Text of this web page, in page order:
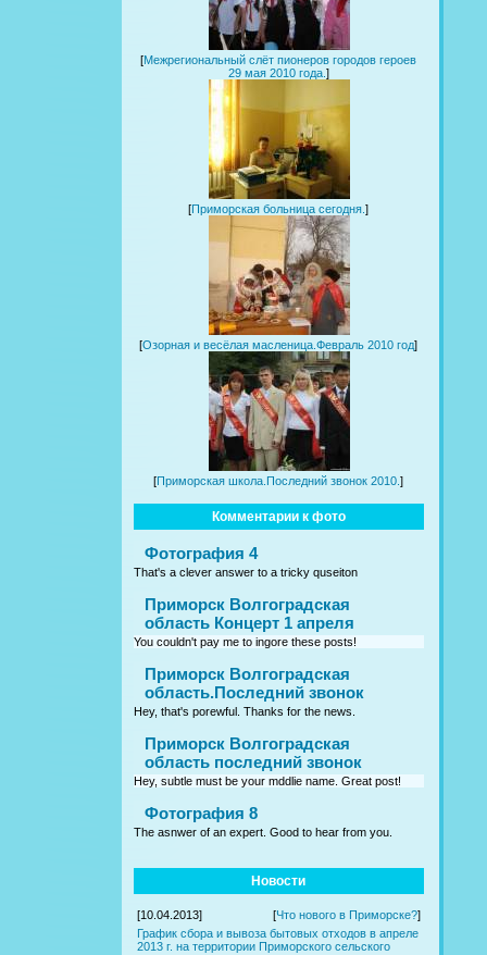
[Межрегиональный слёт пионеров городов героев
29 мая 2010 года. ]
[Приморская больница сегодня.]
[Озорная и весёлая масленица.Февраль 2010 год]
[Приморская школа.Последний звонок 2010.]
Комментарии к фото
Фотография 4
That's a clever answer to a tricky quseiton
Приморск Волгоградская
область Концерт 1 апреля
You couldn't pay me to ingore these posts!
Приморск Волгоградская
область.Последний звонок
Hey, that's porewful. Thanks for the news.
Приморск Волгоградская
область последний звонок
Hey, subtle must be your mddlie name. Great post!
Фотография 8
The asnwer of an expert. Good to hear from you.
Новости
[10.04.2013] [Что нового в Приморске?]
График сбора и вывоза бытовых отходов в апреле
2013 г. на территории Приморского сельского